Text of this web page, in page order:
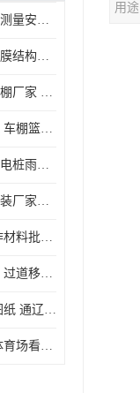
广西膜结构厂家上门测量安装发货，厂家发货没有差价
厦门夜宵摊遮阳挡雨膜结构雨棚设计 上门测量 款式多
四川膜结构汽车停车棚厂家 款式多 提供报价
深圳膜结构雨棚厂家 车棚篮球场体育看台 规格多样
佛山市电动车雨棚充电桩雨棚小区电动车棚
佛山市膜结构车棚安装厂家发货安装
膜结构车棚 厂家制作材料批发安装一体式工厂
佛山大型架空电动棚 过道移动雨蓬 屋轨道悬空棚免费测量
篮球场景观棚 提供图纸 通辽膜结构厂家
北海物流雨棚厂家 体育场看台雨棚 价格优惠
用途